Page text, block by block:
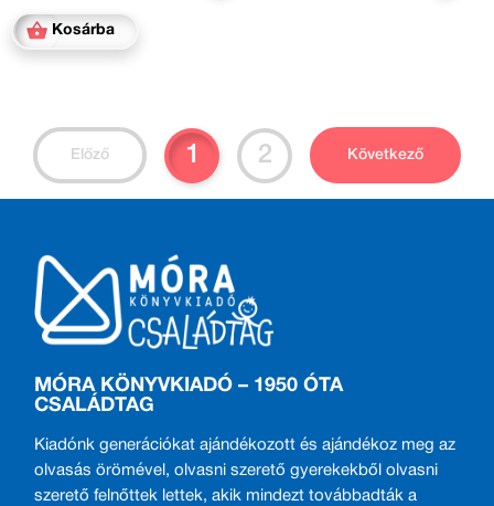
Kosárba
Előző 1 2 Következő
MÓRA KÖNYVKIADÓ – 1950 ÓTA
CSALÁDTAG
Kiadónk generációkat ajándékozott és ajándékoz meg az
olvasás örömével, olvasni szerető gyerekekből olvasni
szerető felnőttek lettek, akik mindezt továbbadták a